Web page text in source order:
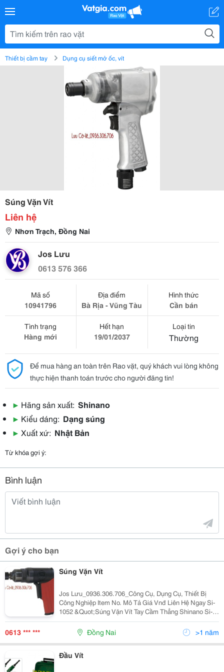
Thiết bị cầm tay Dụng cụ siết mở ốc, vít
Súng Vặn Vít
Liên hệ
Nhơn Trạch, Đồng Nai
Jos Lưu
0613 576 366
Mã số
10941796
Địa điểm
Bà Rịa - Vũng Tàu
Hình thức
Cần bán
Tình trạng
Hàng mới
Hết hạn
19/01/2037
Loại tin
Thường
Để mua hàng an toàn trên Rao vặt, quý khách vui lòng không
thực hiện thanh toán trước cho người đăng tin!
▶ Hãng sản xuất: Shinano
▶ Kiểu dáng: Dạng súng
▶ Xuất xứ: Nhật Bản
Từ khóa gợi ý:
Bình luận
Gợi ý cho bạn
Súng Vặn Vít
Jos Lưu_0936.306.706_Công Cụ, Dụng Cụ, Thiết Bị
Công Nghiệp Item No. Mô Tả Giá Vnđ Liên Hệ Ngay Si-
1052 &Quot;Súng Vặn Vít Tay Cầm Thẳng Shinano Si-
1052 Kích Thước Đầu Vít: 1/4/(6.35)In/(Mm) Momen
Xoắn Lớn Nhất: 70Nm Momen Xoắn L
0613 *** *** Đồng Nai >1 năm
Đầu Vít